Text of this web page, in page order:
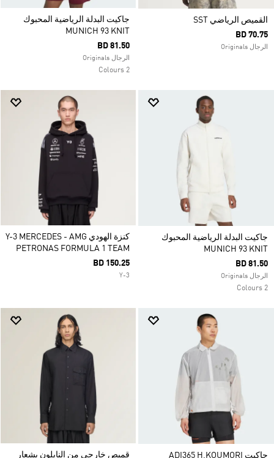
القميص الرياضي SST
BD 70.75
الرجال Originals
جاكيت البدلة الرياضية المحبوك
MUNICH 93 KNIT
BD 81.50
الرجال Originals
2 Colours
جاكيت البدلة الرياضية المحبوك
MUNICH 93 KNIT
BD 81.50
الرجال Originals
2 Colours
كنزة الهودي Y-3 MERCEDES - AMG
PETRONAS FORMULA 1 TEAM
BD 150.25
Y-3
جاكيت ADI365 H.KOUMORI
قميص خارجي من النايلون بشعار